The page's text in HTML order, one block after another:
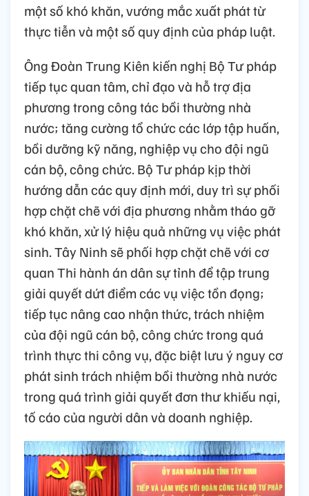
một số khó khăn, vướng mắc xuất phát từ
thực tiễn và một số quy định của pháp luật.
Ông Đoàn Trung Kiên kiến nghị Bộ Tư pháp
tiếp tục quan tâm, chỉ đạo và hỗ trợ địa
phương trong công tác bồi thường nhà
nước; tăng cường tổ chức các lớp tập huấn,
bồi dưỡng kỹ năng, nghiệp vụ cho đội ngũ
cán bộ, công chức. Bộ Tư pháp kịp thời
hướng dẫn các quy định mới, duy trì sự phối
hợp chặt chẽ với địa phương nhằm tháo gỡ
khó khăn, xử lý hiệu quả những vụ việc phát
sinh. Tây Ninh sẽ phối hợp chặt chẽ với cơ
quan Thi hành án dân sự tỉnh để tập trung
giải quyết dứt điểm các vụ việc tồn đọng;
tiếp tục nâng cao nhận thức, trách nhiệm
của đội ngũ cán bộ, công chức trong quá
trình thực thi công vụ, đặc biệt lưu ý nguy cơ
phát sinh trách nhiệm bồi thường nhà nước
trong quá trình giải quyết đơn thư khiếu nại,
tố cáo của người dân và doanh nghiệp.